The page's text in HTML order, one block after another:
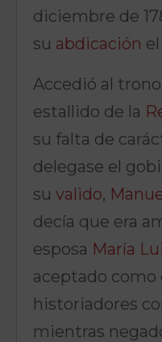
diciembre de
su abdicación
Accedió al
estallido de la
su falta de
delegase el
su valido,
decía que era
esposa María
aceptado como
historiadores
mientras